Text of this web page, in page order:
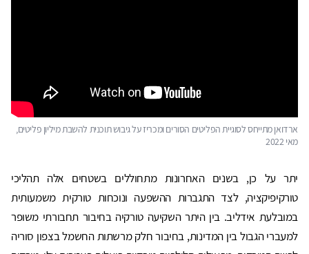
ארדואן מתייחס לסוגיית הפליטים הסורים ומכריז על גיבוש תוכנית להשבת מיליון פליטים,
מאי 2022
יתר על כן, בשנים האחרונות מתחוללים בשטחים אלה תהליכי
טורקיפיקציה, לצד התגברות ההשפעה ונוכחות טורקית משמעותית
במובלעת אידליב. בין היתר השקיעה טורקיה בחיבור תחבורתי משופר
למעברי הגבול בין המדינות, בחיבור חלק מרשתות החשמל בצפון סוריה